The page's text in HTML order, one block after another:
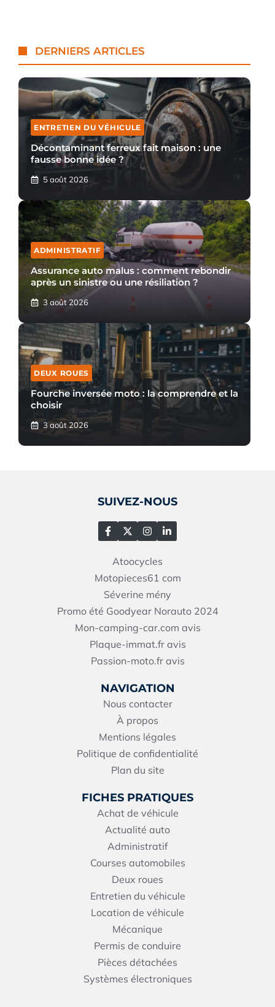
DERNIERS ARTICLES
ENTRETIEN DU VÉHICULE
Décontaminant ferreux fait maison : une
fausse bonne idée ?
5 août 2026
ADMINISTRATIF
Assurance auto malus : comment rebondir
après un sinistre ou une résiliation ?
3 août 2026
DEUX ROUES
Fourche inversée moto : la comprendre et la
choisir
3 août 2026
FICHES PRATIQUES
Achat de véhicule
Actualité auto
Administratif
Courses automobiles
Deux roues
Entretien du véhicule
Location de véhicule
Mécanique
Permis de conduire
Pièces détachées
Systèmes électroniques
NAVIGATION
Nous contacter
À propos
Mentions légales
Politique de confidentialité
Plan du site
SUIVEZ-NOUS
Atoocycles
Motopieces61 com
Séverine mény
Promo été Goodyear Norauto 2024
Mon-camping-car.com avis
Plaque-immat.fr avis
Passion-moto.fr avis